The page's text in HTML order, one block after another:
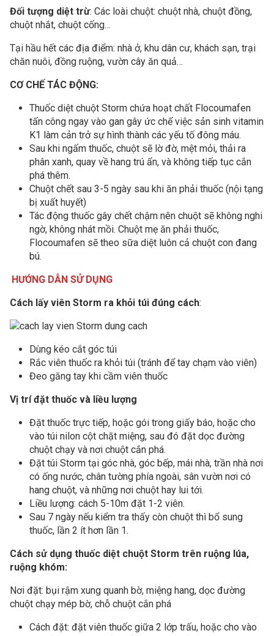
Đối tượng diệt trừ: Các loài chuột: chuột nhà, chuột đồng,
chuột nhắt, chuột cống…
Tại hầu hết các địa điểm: nhà ở, khu dân cư, khách sạn, trại
chăn nuôi, đồng ruộng, vườn cây ăn quả…
CƠ CHẾ TÁC ĐỘNG:
Thuốc diệt chuột Storm chứa hoạt chất Flocoumafen
tấn công ngay vào gan gây ức chế việc sản sinh vitamin
K1 làm cản trở sự hình thành các yếu tố đông máu.
Sau khi ngấm thuốc, chuột sẽ lờ đờ, mệt mỏi, thải ra
phân xanh, quay về hang trú ẩn, và không tiếp tục cắn
phá thêm.
Chuột chết sau 3-5 ngày sau khi ăn phải thuốc (nội tạng
bị xuất huyết)
Tác động thuốc gây chết chậm nên chuột sẽ không nghi
ngờ, không nhát mồi. Chuột mẹ ăn phải thuốc,
Flocoumafen sẽ theo sữa diệt luôn cả chuột con đang
bú.
HƯỚNG DẪN SỬ DỤNG
Cách lấy viên Storm ra khỏi túi đúng cách:
Dùng kéo cắt góc túi
Rắc viên thuốc ra khỏi túi (tránh để tay chạm vào viên)
Đeo găng tay khi cầm viên thuốc
Vị trí đặt thuốc và liều lượng
Đặt thuốc trực tiếp, hoặc gói trong giấy báo, hoặc cho
vào túi nilon cột chặt miệng, sau đó đặt dọc đường
chuột chạy và nơi chuột cắn phá.
Đặt túi Storm tại góc nhà, góc bếp, mái nhà, trần nhà nơi
có ống nước, chân tường phía ngoài, sân vườn nơi có
hang chuột, và những nơi chuột hay lui tới.
Liều lượng: cách 5-10m đặt 1-2 viên.
Sau 7 ngày nếu kiểm tra thấy còn chuột thì bổ sung
thuốc, lần 2 ít hơn lần 1.
Cách sử dụng thuốc diệt chuột Storm trên ruộng lúa,
ruộng khóm:
Nơi đặt: bụi rậm xung quanh bờ, miệng hang, dọc đường
chuột chạy mép bờ, chỗ chuột cắn phá
Cách đặt: đặt viên thuốc giữa 2 lớp trấu, hoặc cho vào